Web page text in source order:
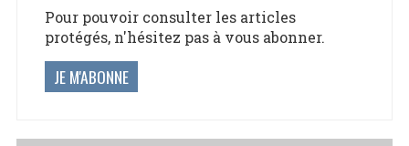
Pour pouvoir consulter les articles
protégés, n'hésitez pas à vous abonner.
JE M'ABONNE